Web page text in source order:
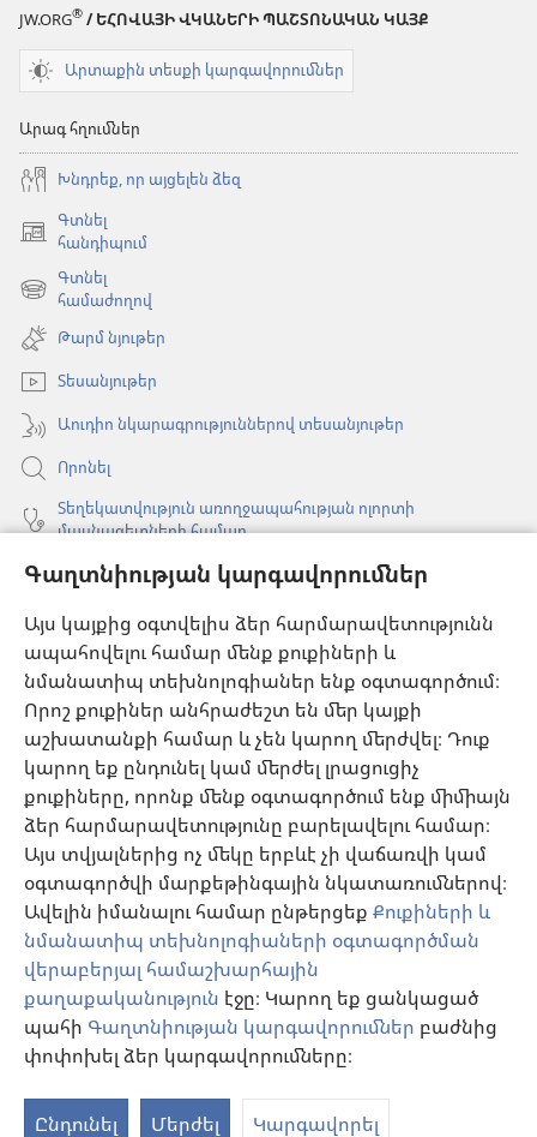
Գաղտնիության կարգավորումներ
Այս կայքից օգտվելիս ձեր հարմարավետությունն
ապահովելու համար մենք քուքիների և
նմանատիպ տեխնոլոգիաներ ենք օգտագործում։
Որոշ քուքիներ անհրաժեշտ են մեր կայքի
աշխատանքի համար և չեն կարող մերժվել։ Դուք
կարող եք ընդունել կամ մերժել լրացուցիչ
քուքիները, որոնք մենք օգտագործում ենք միմիայն
ձեր հարմարավետությունը բարելավելու համար։
Այս տվյալներից ոչ մեկը երբևէ չի վաճառվի կամ
օգտագործվի մարքեթինգային նկատառումներով։
Ավելին իմանալու համար ընթերցեք Քուքիների և
նմանատիպ տեխնոլոգիաների օգտագործման
վերաբերյալ համաշխարհային
քաղաքականություն էջը։ Կարող եք ցանկացած
պահի Գաղտնիության կարգավորումներ բաժնից
փոփոխել ձեր կարգավորումները։
Ընդունել Մերժել Կարգավորել
JW.ORG® / ԵՀՈՎԱՅԻ ՎԿԱՆԵՐԻ ՊԱՇՏՈՆԱԿԱՆ ԿԱՅՔ
Արտաքին տեսքի կարգավորումներ
Արագ հղումներ
Խնդրեք, որ այցելեն ձեզ
Գտնել
հանդիպում
(բացվում
նոր
պատուհան)
Գտնել
համաժողով
(բացվում
նոր
պատուհան)
Թարմ նյութեր
Տեսանյութեր
Աուդիո նկարագրություններով տեսանյութեր
Որոնել
Տեղեկատվություն առողջապահության ոլորտի
մասնագետների համար
Գլոբալ հաղորդակցություն
Օգնություն
Նվիրատվություններ
(բացվում
է
նոր
պատուհան)
Դիտարանի ՕՆԼԱՅՆ ԳՐԱԴԱՐԱՆ
(բացվում
է
նոր
պատուհան)
JW Hub
(բացվում
է
նոր
պատուհան)
JW Library® հավելված
Watchtower Library
Copyright © 2026 Watch Tower Bible and Tract Society of Pennsylvania.
ՕԳՏԱԳՈՐԾՄԱՆ ՊԱՅՄԱՆՆԵՐ |
ՔԱՂԱՔԱԿԱՆՈՒԹՅՈՒՆ|ԳԱՂՏՆԻՈՒԹՅԱՆ ԿԱՐԳԱՎՈՐՈՒՄՆԵՐ